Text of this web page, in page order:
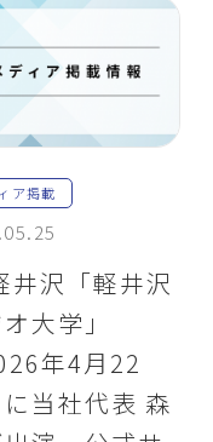
ア掲載
井沢「軽井沢
大学」
年4月22
当社代表 森